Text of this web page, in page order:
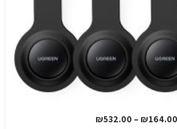
₪164.00
–
₪532.00